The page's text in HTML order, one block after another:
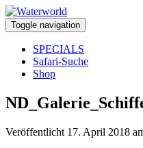
Toggle navigation
SPECIALS
Safari-Suche
Shop
Veröffentlicht 17. April 2018